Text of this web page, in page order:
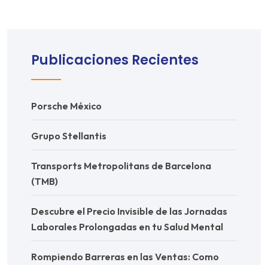
Publicaciones Recientes
Porsche México
Grupo Stellantis
Transports Metropolitans de Barcelona
(TMB)
Descubre el Precio Invisible de las Jornadas
Laborales Prolongadas en tu Salud Mental
Rompiendo Barreras en las Ventas: Como